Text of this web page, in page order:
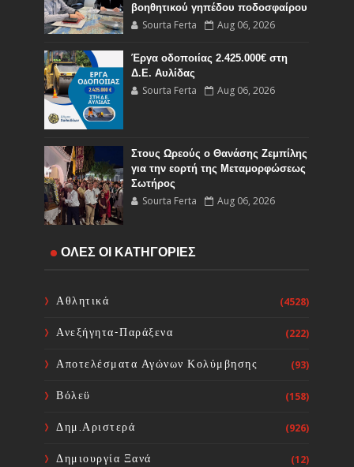
βοηθητικού γηπέδου ποδοσφαίρου
Sourta Ferta Aug 06, 2026
Έργα οδοποιίας 2.425.000€ στη
Δ.Ε. Αυλίδας
Sourta Ferta Aug 06, 2026
Στους Ωρεούς ο Θανάσης Ζεμπίλης
για την εορτή της Μεταμορφώσεως
Σωτήρος
Sourta Ferta Aug 06, 2026
Έναρξη εργασιών του Υποέργου 1
Συλλόγων Χώρας: Άμεση
επίσπευση των διαδικασιών και
ΟΛΕΣ ΟΙ ΚΑΤΗΓΟΡΙΕΣ
Αθλητικά (4528)
Ανεξήγητα-Παράξενα (222)
Αποτελέσματα Αγώνων Κολύμβησης (93)
Βόλεϋ (158)
Δημ.Αριστερά (926)
Δημιουργία Ξανά (12)